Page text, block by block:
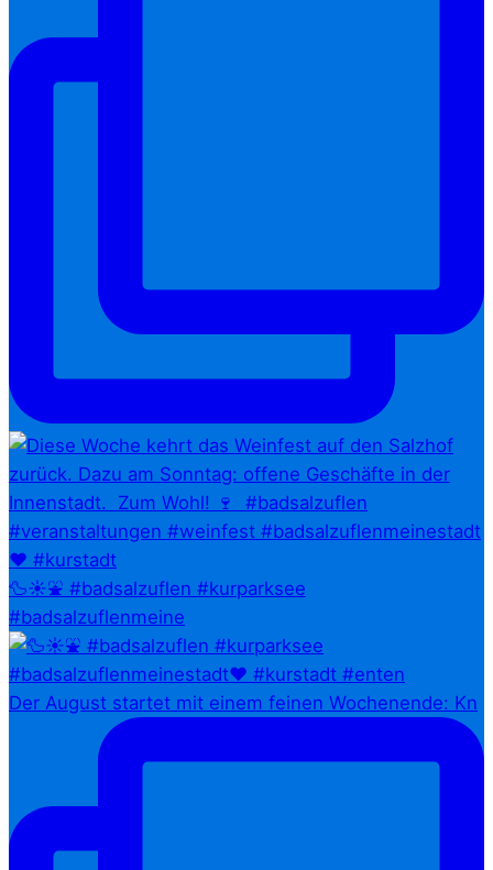
🦆☀️⛲ #badsalzuflen #kurparksee
#badsalzuflenmeine
Der August startet mit einem feinen Wochenende: Kn